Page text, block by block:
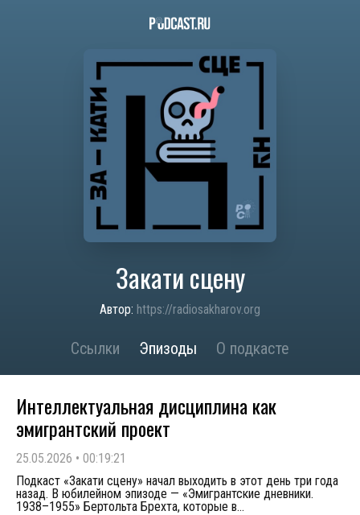
Закати сцену
Автор: https://radiosakharov.org
Ссылки Эпизоды О подкасте
Интеллектуальная дисциплина как
эмигрантский проект
25.05.2026 • 00:19:21
Подкаст «Закати сцену» начал выходить в этот день три года
назад. В юбилейном эпизоде — «Эмигрантские дневники.
1938–1955» Бертольта Брехта, которые в...